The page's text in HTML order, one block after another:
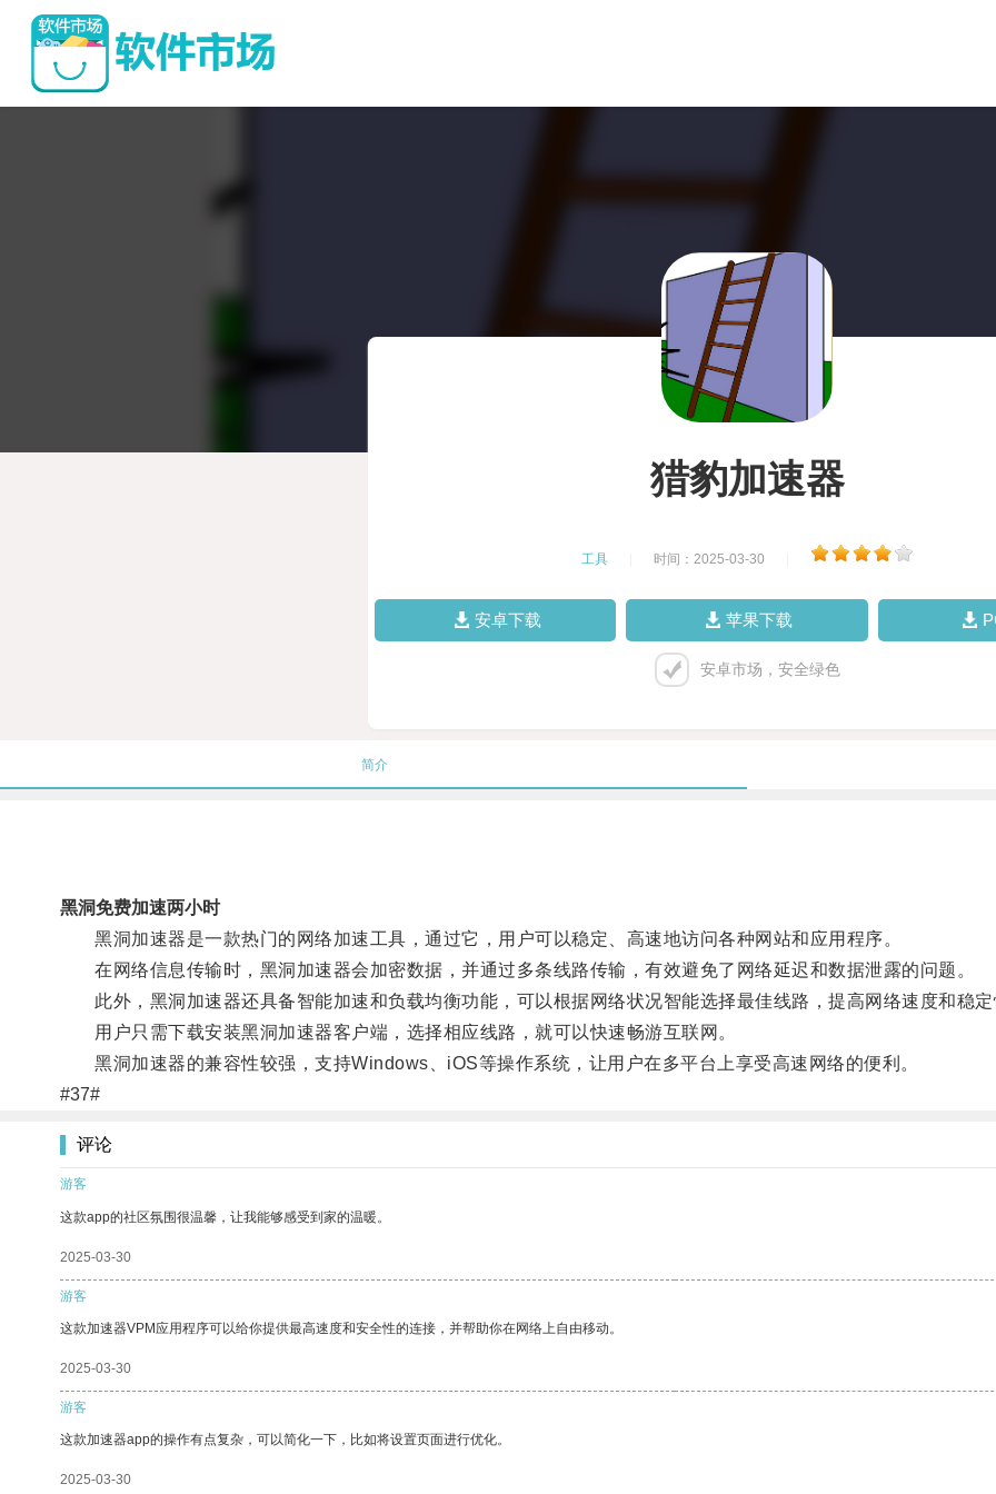
猎豹加速器
工具 时间：2025-03-30
安卓下载 苹果下载
安卓市场，安全绿色
简介
黑洞免费加速两小时
黑洞加速器是一款热门的网络加速工具，通过它，用户可以稳定、高速地访问各种网站和应用程序。
在网络信息传输时，黑洞加速器会加密数据，并通过多条线路传输，有效避免了网络延迟和数据泄露的问题。
此外，黑洞加速器还具备智能加速和负载均衡功能，可以根据网络状况智能选择最佳线路，提高网络速度和稳定
用户只需下载安装黑洞加速器客户端，选择相应线路，就可以快速畅游互联网。
黑洞加速器的兼容性较强，支持Windows、iOS等操作系统，让用户在多平台上享受高速网络的便利。
#37#
评论
游客
这款app的社区氛围很温馨，让我能够感受到家的温暖。
2025-03-30
游客
这款加速器VPM应用程序可以给你提供最高速度和安全性的连接，并帮助你在网络上自由移动。
2025-03-30
游客
这款加速器app的操作有点复杂，可以简化一下，比如将设置页面进行优化。
2025-03-30